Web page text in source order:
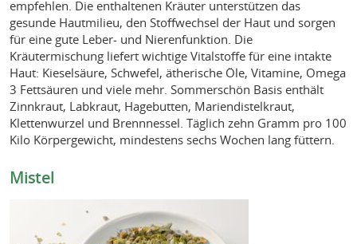
empfehlen. Die enthaltenen Kräuter unterstützen das
gesunde Hautmilieu, den Stoffwechsel der Haut und sorgen
für eine gute Leber- und Nierenfunktion. Die
Kräutermischung liefert wichtige Vitalstoffe für eine intakte
Haut: Kieselsäure, Schwefel, ätherische Öle, Vitamine, Omega
3 Fettsäuren und viele mehr. Sommerschön Basis enthält
Zinnkraut, Labkraut, Hagebutten, Mariendistelkraut,
Klettenwurzel und Brennnessel. Täglich zehn Gramm pro 100
Kilo Körpergewicht, mindestens sechs Wochen lang füttern.
Mistel